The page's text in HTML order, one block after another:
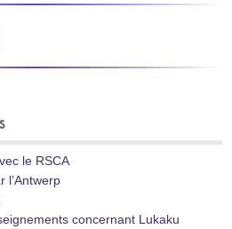
le RSCA
l’Antwerp
concernant Lukaku